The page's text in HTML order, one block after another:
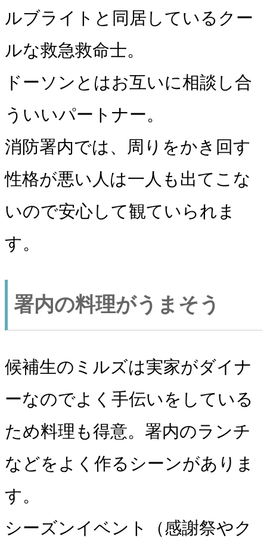
ルブライトと同居しているクー
ルな救急救命士。
ドーソンとはお互いに相談し合
ういいパートナー。
消防署内では、周りをかき回す
性格が悪い人は一人も出てこな
いので安心して観ていられま
す。
署内の料理がうまそう
候補生のミルズは実家がダイナ
ーなのでよく手伝いをしている
ため料理も得意。署内のランチ
などをよく作るシーンがありま
す。
シーズンイベント（感謝祭やク